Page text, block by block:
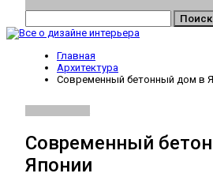
Главная
Архитектура
Современный бетонный дом в
Современный
Японии